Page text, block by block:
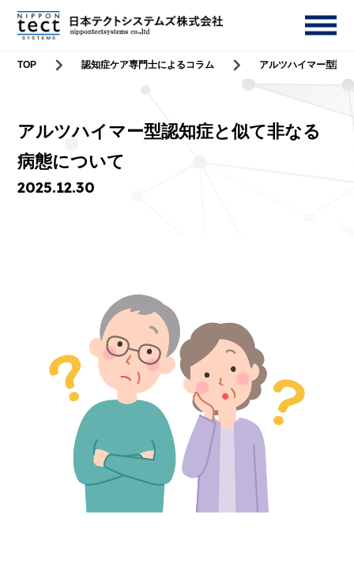
TOP 認知症ケア専門士によるコラム アルツハイマー型認
アルツハイマー型認知症と似て非なる
病態について
2025.12.30